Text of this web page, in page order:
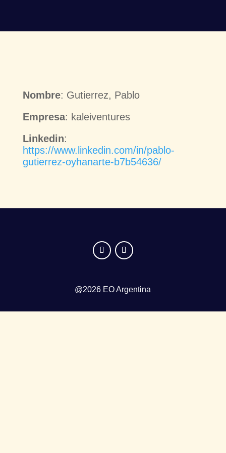
Nombre: Gutierrez, Pablo
Empresa: kaleiventures
Linkedin:
https://www.linkedin.com/in/pablo-
gutierrez-oyhanarte-b7b54636/
@2026 EO Argentina